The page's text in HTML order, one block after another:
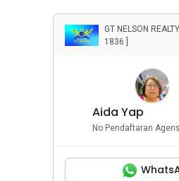
GT NELSON
1836 ]
Aida Yap
No Pendaftaran